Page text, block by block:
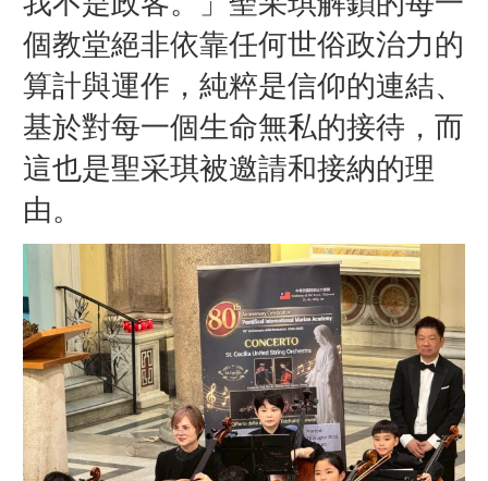
個教堂絕非依靠任何世俗政治力的
算計與運作，純粹是信仰的連結、
基於對每一個生命無私的接待，而
這也是聖采琪被邀請和接納的理
由。